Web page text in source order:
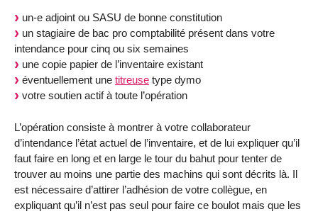
un-e adjoint ou SASU de bonne constitution
un stagiaire de bac pro comptabilité présent dans votre
intendance pour cinq ou six semaines
une copie papier de l’inventaire existant
éventuellement une titreuse type dymo
votre soutien actif à toute l’opération
L’opération consiste à montrer à votre collaborateur
d’intendance l’état actuel de l’inventaire, et de lui expliquer qu’il
faut faire en long et en large le tour du bahut pour tenter de
trouver au moins une partie des machins qui sont décrits là. Il
est nécessaire d’attirer l’adhésion de votre collègue, en
expliquant qu’il n’est pas seul pour faire ce boulot mais que les